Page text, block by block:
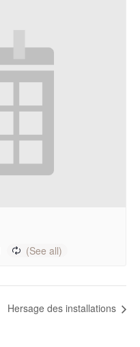
Hersage des installations